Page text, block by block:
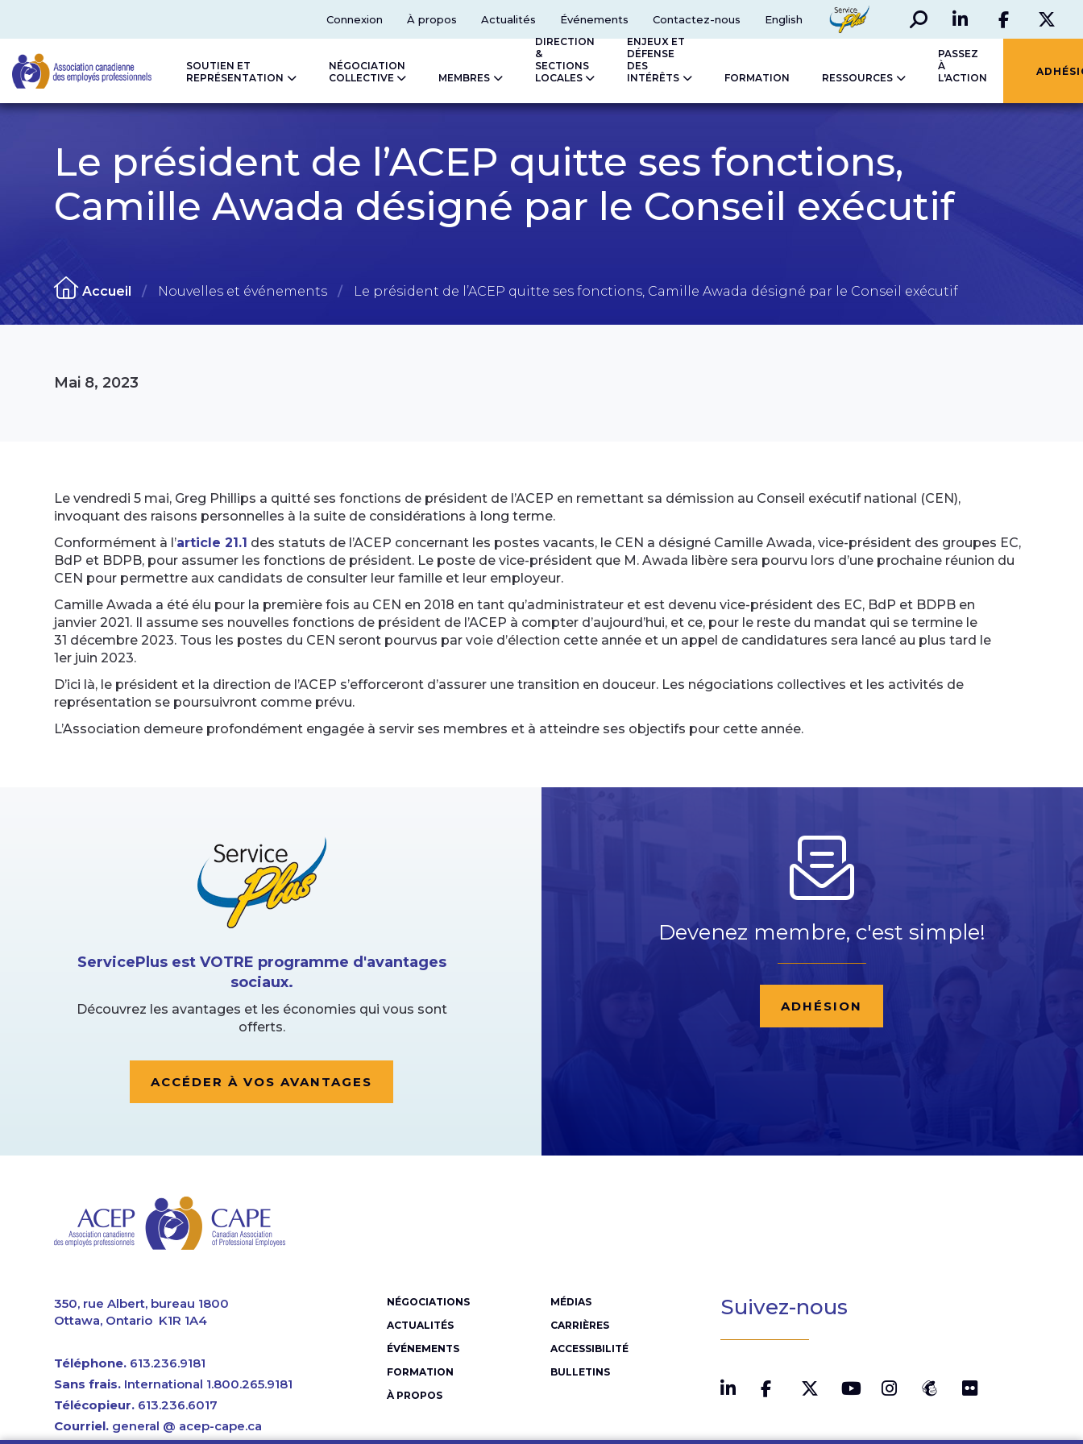
Top
Connexion À propos Actualités Événements Contactez-nous English
ServicePlus
Rechercher Social
LinkedIn
SOUTIEN ET
REPRÉSENTATION
NÉGOCIATION
COLLECTIVE
MEMBRES
DIRECTION
&
SECTIONS
LOCALES
ENJEUX ET
DÉFENSE
DES
INTÉRÊTS
FORMATION RESSOURCES
PASSEZ
À
L'ACTION
Le président de l’ACEP quitte ses fonctions,
Camille Awada désigné par le Conseil exécutif
Accueil Nouvelles et événements Le président de l’ACEP quitte ses fonctions, Camille Awada désigné par le Conseil exécutif
Mai 8, 2023
Le vendredi 5 mai, Greg Phillips a quitté ses fonctions de président de l’ACEP en remettant sa démission au Conseil exécutif national (CEN),
invoquant des raisons personnelles à la suite de considérations à long terme.
Conformément à l’article 21.1 des statuts de l’ACEP concernant les postes vacants, le CEN a désigné Camille Awada, vice-président des groupes EC,
BdP et BDPB, pour assumer les fonctions de président. Le poste de vice-président que M. Awada libère sera pourvu lors d’une prochaine réunion du
CEN pour permettre aux candidats de consulter leur famille et leur employeur.
Camille Awada a été élu pour la première fois au CEN en 2018 en tant qu’administrateur et est devenu vice-président des EC, BdP et BDPB en
janvier 2021. Il assume ses nouvelles fonctions de président de l’ACEP à compter d’aujourd’hui, et ce, pour le reste du mandat qui se termine le
31 décembre 2023. Tous les postes du CEN seront pourvus par voie d’élection cette année et un appel de candidatures sera lancé au plus tard le
1er juin 2023.
D’ici là, le président et la direction de l’ACEP s’efforceront d’assurer une transition en douceur. Les négociations collectives et les activités de
représentation se poursuivront comme prévu.
L’Association demeure profondément engagée à servir ses membres et à atteindre ses objectifs pour cette année.
ServicePlus est VOTRE programme d'avantages
sociaux.
Découvrez les avantages et les économies qui vous sont
offerts.
ACCÉDER À VOS AVANTAGES
Devenez membre, c'est simple!
ADHÉSION
350, rue Albert, bureau 1800
Ottawa, Ontario K1R 1A4
Téléphone. 613.236.9181
Sans frais. International 1.800.265.9181
Télécopieur. 613.236.6017
Courriel. general @ acep-cape.ca
Menu
Pied
de
page
NÉGOCIATIONS
ACTUALITÉS
ÉVÉNEMENTS
FORMATION
À PROPOS
MÉDIAS
CARRIÈRES
ACCESSIBILITÉ
BULLETINS
Suivez-nous
LinkedInFacebook
TwitterYouTubeInstagram
MailChimp
Flickr